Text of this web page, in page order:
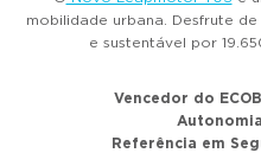
mobilidade urbana. Desfrute
e sustentável por
Vencedor do
Referência em